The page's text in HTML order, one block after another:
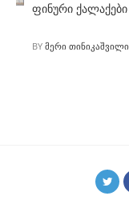
ფინური
POSTED
BY ᲛᲔᲠᲘ ᲗᲘᲜᲘᲙᲐᲨᲕᲘᲚᲘ